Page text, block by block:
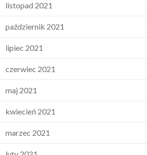
listopad 2021
październik 2021
lipiec 2021
czerwiec 2021
maj 2021
kwiecień 2021
marzec 2021